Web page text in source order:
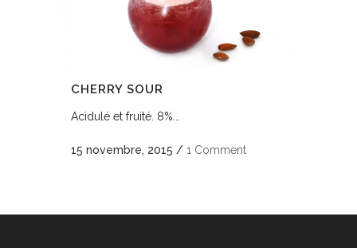
CHERRY SOUR
Acidulé et fruité. 8%...
15 novembre, 2015 / 1 Comment